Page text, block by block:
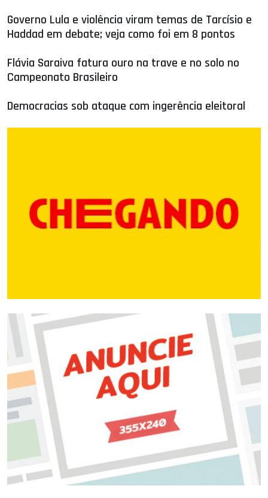
Governo Lula e violência viram temas de Tarcísio e
Haddad em debate; veja como foi em 8 pontos
Flávia Saraiva fatura ouro na trave e no solo no
Campeonato Brasileiro
Democracias sob ataque com ingerência eleitoral